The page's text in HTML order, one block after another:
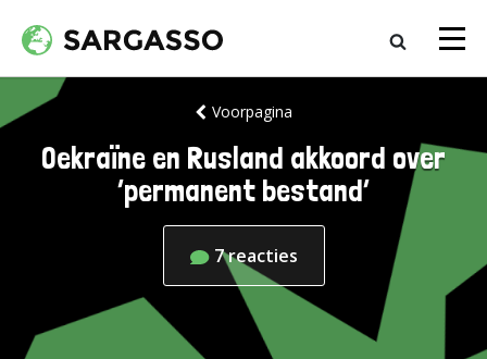
Voorpagina
Oekraïne en Rusland akkoord over
‘permanent bestand’
7reacties